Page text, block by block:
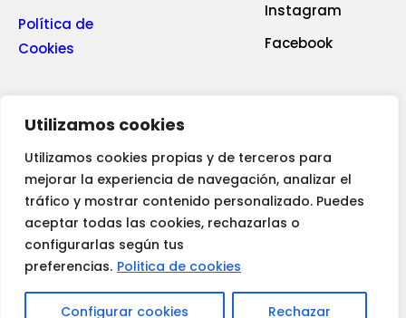
Utilizamos cookies
Utilizamos cookies propias y de terceros para
mejorar la experiencia de navegación, analizar el
tráfico y mostrar contenido personalizado. Puedes
aceptar todas las cookies, rechazarlas o
configurarlas según tus
preferencias. Politica de cookies
Configurar cookies Rechazar
Política de
Cookies
Instagram
Facebook
llámanos
+34 965 68 24 47
envia un email
info@crea2.es